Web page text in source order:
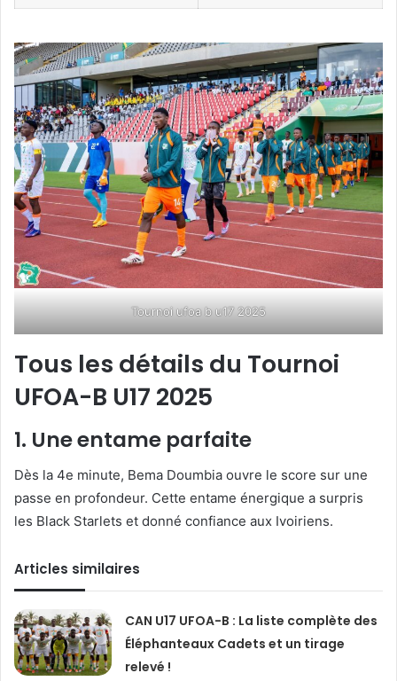
Tournoi ufoa b u17 2025
Tous les détails du Tournoi
UFOA-B U17 2025
1. Une entame parfaite
Dès la 4e minute, Bema Doumbia ouvre le score sur une
passe en profondeur. Cette entame énergique a surpris
les Black Starlets et donné confiance aux Ivoiriens.
Articles similaires
CAN U17 UFOA-B : La liste complète des
Éléphanteaux Cadets et un tirage
relevé !